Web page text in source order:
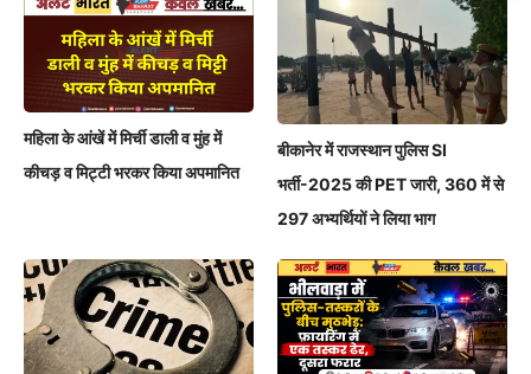
महिला के आंखें में मिर्ची डाली व मुंह में
कीचड़ व मिट्टी भरकर किया अपमानित
बीकानेर में राजस्थान पुलिस SI
भर्ती-2025 की PET जारी, 360 में से
297 अभ्यर्थियों ने लिया भाग